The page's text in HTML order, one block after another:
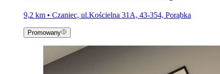
9,2 km • Czaniec, ul.Kościelna 31A, 43-354, Porąbka
Promowany